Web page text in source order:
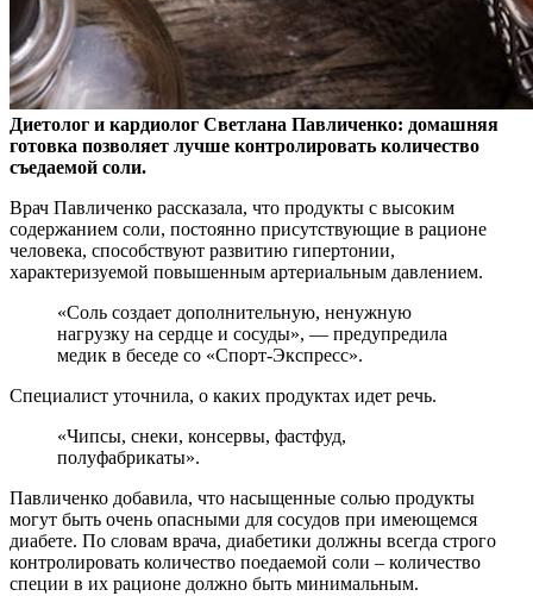
Диетолог и кардиолог Светлана Павличенко: домашняя
готовка позволяет лучше контролировать количество
съедаемой соли.
Врач Павличенко рассказала, что продукты с высоким
содержанием соли, постоянно присутствующие в рационе
человека, способствуют развитию гипертонии,
характеризуемой повышенным артериальным давлением.
«Соль создает дополнительную, ненужную
нагрузку на сердце и сосуды», — предупредила
медик в беседе со «Спорт-Экспресс».
Специалист уточнила, о каких продуктах идет речь.
«Чипсы, снеки, консервы, фастфуд,
полуфабрикаты».
Павличенко добавила, что насыщенные солью продукты
могут быть очень опасными для сосудов при имеющемся
диабете. По словам врача, диабетики должны всегда строго
контролировать количество поедаемой соли – количество
специи в их рационе должно быть минимальным.